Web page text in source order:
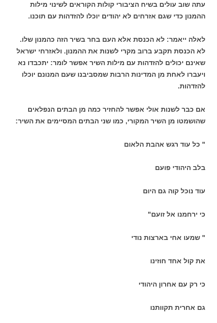
עתה שוב עולים בשיח הציבורי קולות הקוראים לשינוי מילות
ההמנון כדי שגם אזרחים לא יהודים יוכלו להזדהות עם תוכנו.
לאלה ייאמר: לא הכנסת אלא העם בחר בשיר הזה כהמנון שלו.
לא הכנסת תקבע ברוב מקרי לשנות את ההמנון. ולאזרחי ישראל
שאינם יכולים להזדהות עם מילות השיר אפשר לומר: יתכבדו נא
ויעברו לאחת מן המדינות הרבות שמסביבנו שעם המנונם יוכלו
להזדהות.
אם כבר לשנות אולי אפשר להחזיר כמה מן הבתים הנפלאים
שהושמטו מן השיר המקורי, כמו שני הבתים המסיימים את השיר:
" כל עוד רגש אהבת הלאום
בלב היהודי פועם
עוד נוכל קוה גם היום
כי ירחמנו אל זועם"
" שמעו אחי בארצות נודי
את קול אחד חוזינו
כי רק עם אחרון היהודי
גם אחרית תקוותנו